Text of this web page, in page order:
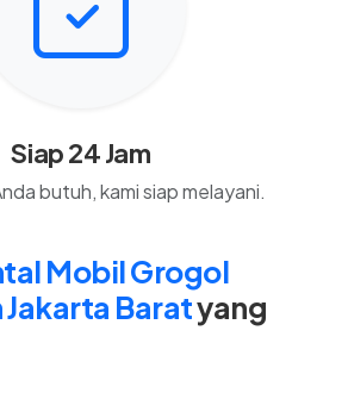
Siap 24 Jam
butuh, kami siap melayani.
Mobil Grogol
Baratyang